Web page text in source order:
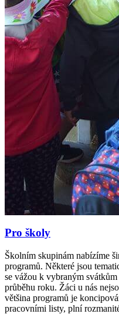
Pro školy
Školním skupinám nabízíme
programů. Některé jsou
se vážou k vybraným
průběhu roku. Žáci u nás
většina programů je
pracovními listy, plní